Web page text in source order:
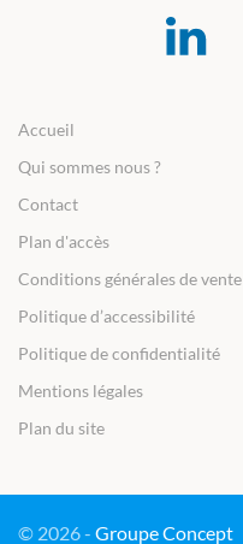
Accueil
Qui sommes nous ?
Contact
Plan d'accès
Conditions générales de vente
Politique d’accessibilité
Politique de confidentialité
Mentions légales
Plan du site
© 2026 - Groupe Concept